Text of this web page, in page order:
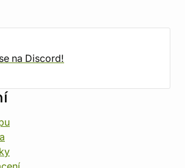
na Discord!